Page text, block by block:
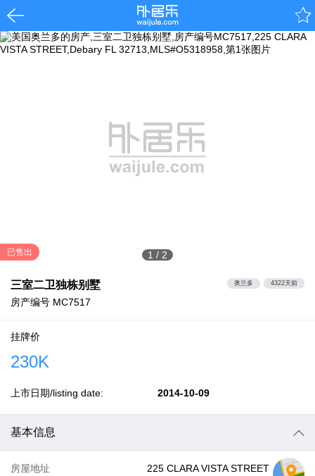
1 / 2
已售出
三室二卫独栋别墅
房产编号 MC7517
奥兰多 4322天前
挂牌价
230K
上市日期/listing date: 2014-10-09
基本信息
房屋地址
225 CLARA VISTA STREET